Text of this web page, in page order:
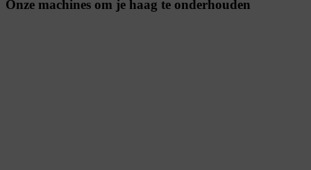
Onze machines om je haag te onderhouden